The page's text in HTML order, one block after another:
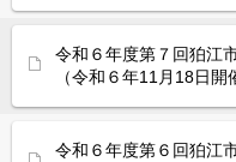
令和６年度第７回狛江
（令和６年11月18日開
令和６年度第６回狛江